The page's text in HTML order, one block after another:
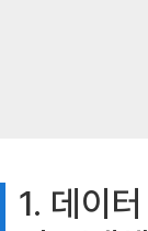
1. 데이